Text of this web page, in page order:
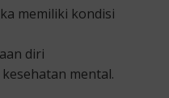
memiliki kondisi
diri
mental.